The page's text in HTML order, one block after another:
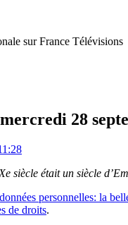
sur France Télévisions
28
siècle était un siècle
personnelles: la
de droits.